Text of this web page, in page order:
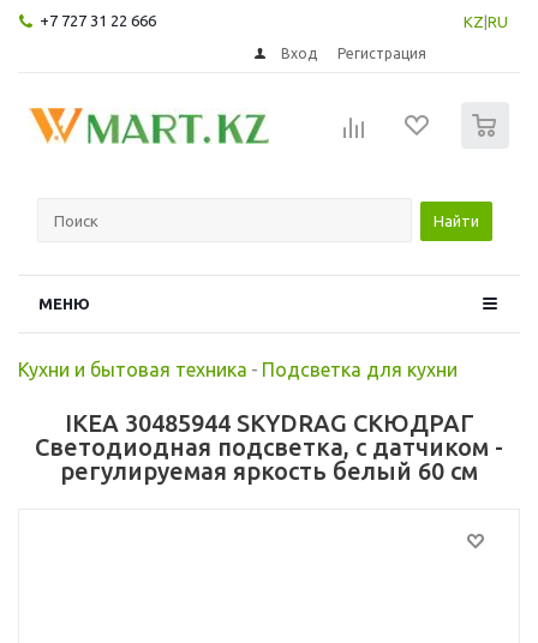
+7 727 31 22 666 KZ RU
Вход Регистрация
Найти
МЕНЮ
Кухни и бытовая техника - Подсветка для кухни
IKEA 30485944 SKYDRAG СКЮДРАГ
Светодиодная подсветка, с датчиком -
регулируемая яркость белый 60 см